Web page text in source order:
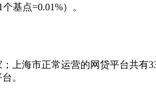
基点=0.01%）。
上海市正常运营的网贷平台共有
。